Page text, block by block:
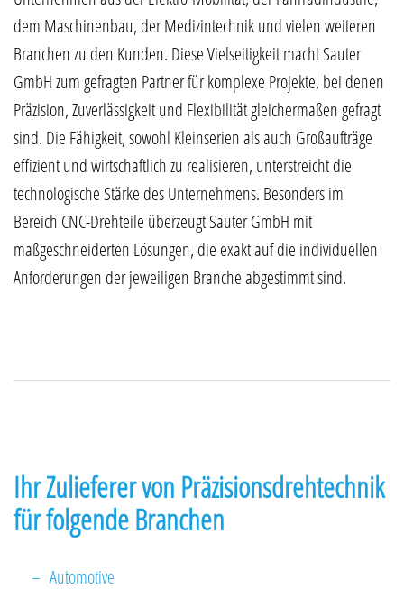
dem Maschinenbau, der Medizintechnik und vielen weiteren
Branchen zu den Kunden. Diese Vielseitigkeit macht Sauter
GmbH zum gefragten Partner für komplexe Projekte, bei denen
Präzision, Zuverlässigkeit und Flexibilität gleichermaßen gefragt
sind. Die Fähigkeit, sowohl Kleinserien als auch Großaufträge
effizient und wirtschaftlich zu realisieren, unterstreicht die
technologische Stärke des Unternehmens. Besonders im
Bereich CNC-Drehteile überzeugt Sauter GmbH mit
maßgeschneiderten Lösungen, die exakt auf die individuellen
Anforderungen der jeweiligen Branche abgestimmt sind.
Ihr Zulieferer von Präzisionsdrehtechnik
für folgende Branchen
Automotive